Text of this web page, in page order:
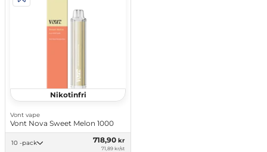
Nikotinfri
Vont vape
Vont Nova Sweet Melon 1000
10 -pack 718,90 kr
71,89 kr/st